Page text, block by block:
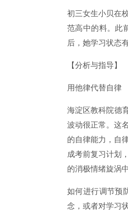
初三女生小贝在
范高中的料。此
后，她学习状态
【分析与指导】
用他律代替自律
海淀区教科院德
波动很正常。这
的自律能力，自
成考前复习计划
的消极情绪旋涡中
如何进行调节预
念，或者对学习